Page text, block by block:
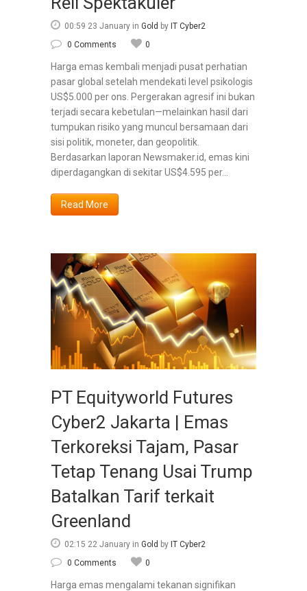
00:59 23 January in Gold by IT Cyber2
0 Comments
0
Harga emas kembali menjadi pusat perhatian
pasar global setelah mendekati level psikologis
US$5.000 per ons. Pergerakan agresif ini bukan
terjadi secara kebetulan—melainkan hasil dari
tumpukan risiko yang muncul bersamaan dari
sisi politik, moneter, dan geopolitik.
Berdasarkan laporan Newsmaker.id, emas kini
diperdagangkan di sekitar US$4.595 per...
Read More
PT Equityworld Futures
Cyber2 Jakarta | Emas
Terkoreksi Tajam, Pasar
Tetap Tenang Usai Trump
Batalkan Tarif terkait
Greenland
02:15 22 January in Gold by IT Cyber2
0 Comments
0
Harga emas mengalami tekanan signifikan